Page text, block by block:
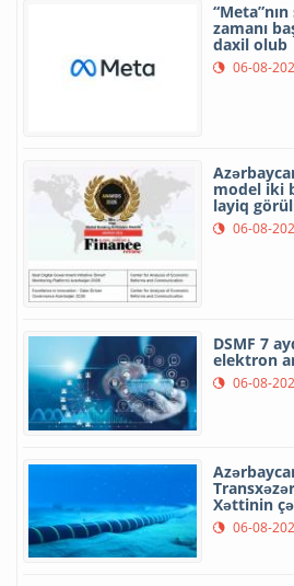
zamanı
daxil olub
06-08-
model iki
layiq
06-08-
DSMF 7
elektron
06-08-
Xəttinin
06-08-